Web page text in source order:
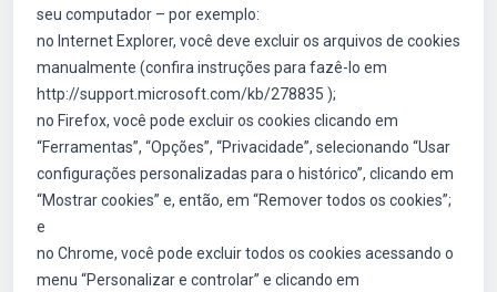
seu computador – por exemplo:
no Internet Explorer, você deve excluir os arquivos de cookies
manualmente (confira instruções para fazê-lo em
http://support.microsoft.com/kb/278835 );
no Firefox, você pode excluir os cookies clicando em
“Ferramentas”, “Opções”, “Privacidade”, selecionando “Usar
configurações personalizadas para o histórico”, clicando em
“Mostrar cookies” e, então, em “Remover todos os cookies”;
e
no Chrome, você pode excluir todos os cookies acessando o
menu “Personalizar e controlar” e clicando em